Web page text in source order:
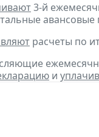
3-й
авансовые
расчеты по
и